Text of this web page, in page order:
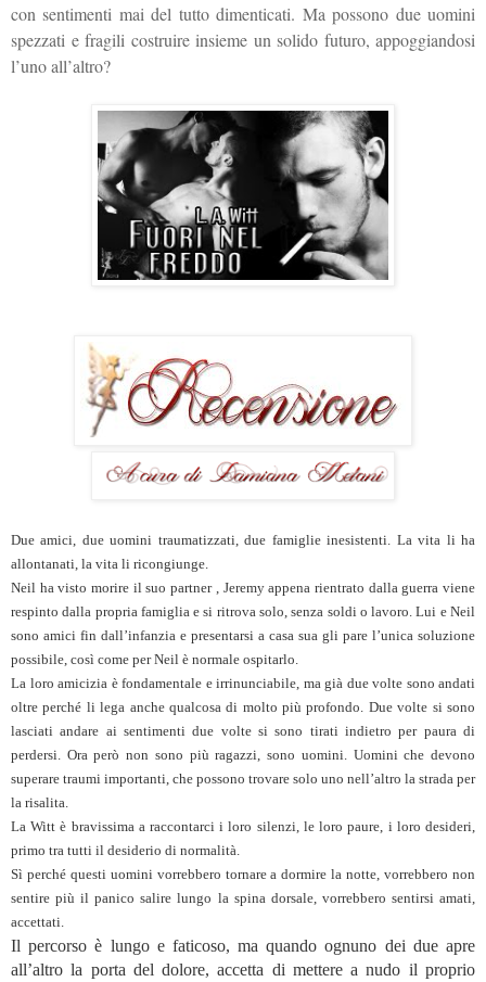
con sentimenti mai del tutto dimenticati. Ma possono due uomini
spezzati e fragili costruire insieme un solido futuro, appoggiandosi
l’uno all’altro?
Due amici, due uomini traumatizzati, due famiglie inesistenti. La vita li ha
allontanati, la vita li ricongiunge.
Neil ha visto morire il suo partner , Jeremy appena rientrato dalla guerra viene
respinto dalla propria famiglia e si ritrova solo, senza soldi o lavoro. Lui e Neil
sono amici fin dall’infanzia e presentarsi a casa sua gli pare l’unica soluzione
possibile, così come per Neil è normale ospitarlo.
La loro amicizia è fondamentale e irrinunciabile, ma già due volte sono andati
oltre perché li lega anche qualcosa di molto più profondo. Due volte si sono
lasciati andare ai sentimenti due volte si sono tirati indietro per paura di
perdersi. Ora però non sono più ragazzi, sono uomini. Uomini che devono
superare traumi importanti, che possono trovare solo uno nell’altro la strada per
la risalita.
La Witt è bravissima a raccontarci i loro silenzi, le loro paure, i loro desideri,
primo tra tutti il desiderio di normalità.
Sì perché questi uomini vorrebbero tornare a dormire la notte, vorrebbero non
sentire più il panico salire lungo la spina dorsale, vorrebbero sentirsi amati,
accettati.
Il percorso è lungo e faticoso, ma quando ognuno dei due apre
all’altro la porta del dolore, accetta di mettere a nudo il proprio